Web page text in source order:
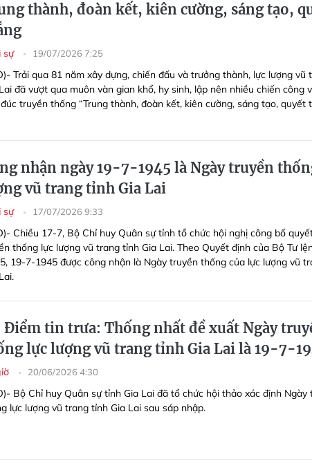
thành, đoàn kết, kiên cường, sáng tạo,
sự 19/07/2026 7:25
Trải qua 81 năm xây dựng, chiến đấu và trưởng thành, lực lượng vũ
đã vượt qua muôn vàn gian khổ, hy sinh, lập nên nhiều chiến công
truyền thống “Trung thành, đoàn kết, kiên cường, sáng tạo, quyết
nhận ngày 19-7-1945 là Ngày truyền
vũ trang tỉnh Gia Lai
sự 17/07/2026 9:33
Chiều 17-7, Bộ Chỉ huy Quân sự tỉnh tổ chức hội nghị công bố
thống lực lượng vũ trang tỉnh Gia Lai. Theo Quyết định của Bộ Tư
19-7-1945 được công nhận là Ngày truyền thống của lực lượng vũ
Điểm tin trưa: Thống nhất đề xuất Ngày
lực lượng vũ trang tỉnh Gia Lai là 19-7-
20/06/2026 4:30
Bộ Chỉ huy Quân sự tỉnh Gia Lai đã tổ chức hội thảo xác định Ngày
lực lượng vũ trang tỉnh Gia Lai sau sáp nhập.